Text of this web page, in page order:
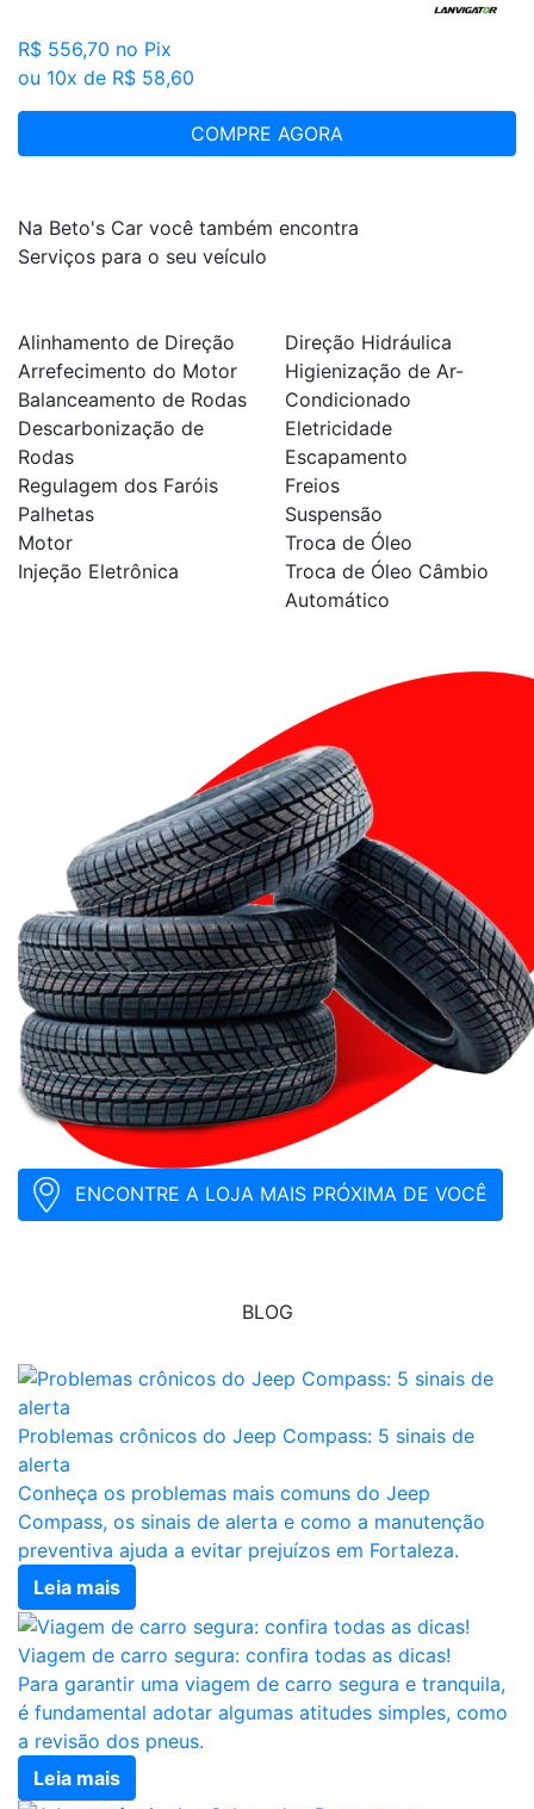
R$ 556,70 no Pix
ou 10x de R$ 58,60
COMPRE AGORA
Na Beto's Car você também encontra
Serviços para o seu veículo
Alinhamento de Direção
Arrefecimento do Motor
Balanceamento de Rodas
Descarbonização de
Rodas
Regulagem dos Faróis
Palhetas
Motor
Injeção Eletrônica
Direção Hidráulica
Higienização de Ar-
Condicionado
Eletricidade
Escapamento
Freios
Suspensão
Troca de Óleo
Troca de Óleo Câmbio
Automático
ENCONTRE A LOJA MAIS PRÓXIMA DE VOCÊ
BLOG
Problemas crônicos do Jeep Compass: 5 sinais de
alerta
Conheça os problemas mais comuns do Jeep
Compass, os sinais de alerta e como a manutenção
preventiva ajuda a evitar prejuízos em Fortaleza.
Leia mais
Viagem de carro segura: confira todas as dicas!
Para garantir uma viagem de carro segura e tranquila,
é fundamental adotar algumas atitudes simples, como
a revisão dos pneus.
Leia mais